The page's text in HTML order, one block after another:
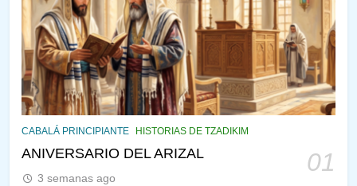
CABALÁ PRINCIPIANTE HISTORIAS DE TZADIKIM
ANIVERSARIO DEL ARIZAL 01
3 semanas ago
143
¿QUIÉN ES SABIO? EL QUE
VE LO QUE VA A NACER
PENSAMIENTO JUDÍO PIRKEI AVOT
144
CABALÁ Y JASIDUT: EL
CONSEJO DE LOS PADRES